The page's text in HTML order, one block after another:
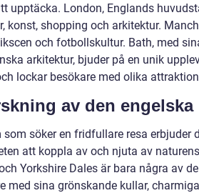
upptäcka. London, Englands
konst, shopping och arkitektur.
och fotbollskultur. Bath, med
arkitektur, bjuder på en unik
lockar besökare med olika
av den
som söker en fridfullare resa erbjuder
att koppla av och njuta av
Yorkshire Dales är bara några av
med sina grönskande kullar,